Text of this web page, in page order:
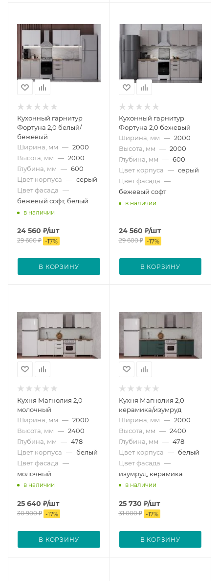
Кухонный гарнитур
Фортуна 2,0 белый/
бежевый
Ширина, мм — 2000
Высота, мм — 2000
Глубина, мм — 600
Цвет корпуса — серый
Цвет фасада —
бежевый софт, белый
в наличии
24 560 ₽/шт
29 600₽ -17%
В КОРЗИНУ
Кухонный гарнитур
Фортуна 2,0 бежевый
Ширина, мм — 2000
Высота, мм — 2000
Глубина, мм — 600
Цвет корпуса — серый
Цвет фасада —
бежевый софт
в наличии
24 560 ₽/шт
29 600₽ -17%
В КОРЗИНУ
Кухня Магнолия 2,0
молочный
Ширина, мм — 2000
Высота, мм — 2400
Глубина, мм — 478
Цвет корпуса — белый
Цвет фасада —
молочный
в наличии
25 640 ₽/шт
30 900₽ -17%
В КОРЗИНУ
Кухня Магнолия 2,0
керамика/изумруд
Ширина, мм — 2000
Высота, мм — 2400
Глубина, мм — 478
Цвет корпуса — белый
Цвет фасада —
изумруд, керамика
в наличии
25 730 ₽/шт
31 000₽ -17%
В КОРЗИНУ